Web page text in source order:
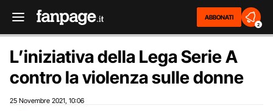
ABBONATI
2
L’iniziativa della Lega Serie A
contro la violenza sulle donne
25 Novembre 2021 10:06